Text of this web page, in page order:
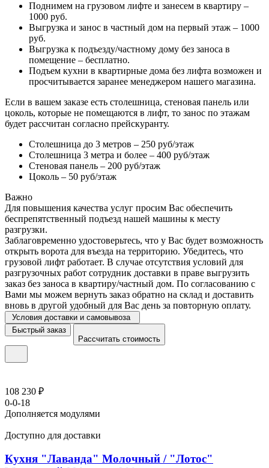
Поднимем на грузовом лифте и занесем в квартиру –
1000 руб.
Выгрузка и занос в частный дом на первый этаж – 1000
руб.
Выгрузка к подъезду/частному дому без заноса в
помещение – бесплатно.
Подъем кухни в квартирные дома без лифта возможен и
просчитывается заранее менеджером нашего магазина.
Если в вашем заказе есть столешница, стеновая панель или
цоколь, которые не помещаются в лифт, то занос по этажам
будет рассчитан согласно прейскуранту.
Столешница до 3 метров – 250 руб/этаж
Столешница 3 метра и более – 400 руб/этаж
Стеновая панель – 200 руб/этаж
Цоколь – 50 руб/этаж
Важно
Для повышения качества услуг просим Вас обеспечить
беспрепятственный подъезд нашей машины к месту
разгрузки.
Заблаговременно удостоверьтесь, что у Вас будет возможность
открыть ворота для въезда на территорию. Убедитесь, что
грузовой лифт работает. В случае отсутствия условий для
разгрузочных работ сотрудник доставки в праве выгрузить
заказ без заноса в квартиру/частный дом. По согласованию с
Вами мы можем вернуть заказ обратно на склад и доставить
вновь в другой удобный для Вас день за повторную оплату.
Условия доставки и самовывоза
Быстрый заказ
Рассчитать стоимость
108 230 ₽
0-0-18
Дополняется модулями
Доступно для доставки
Кухня "Лаванда" Молочный / "Лотос"